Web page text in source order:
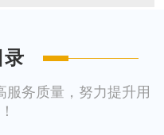
录
服务质量，努力提升用